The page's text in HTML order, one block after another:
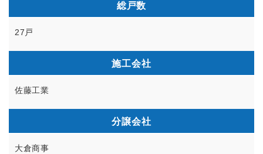
総戸数
27戸
施工会社
佐藤工業
分譲会社
大倉商事